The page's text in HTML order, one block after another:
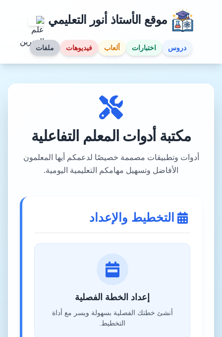
موقع الأستاذ أنور التعليمي
دروس اختبارات ألعاب فيديوهات ملفات
مكتبة أدوات المعلم التفاعلية
أدوات وتطبيقات مصممة خصيصًا لدعمكم أيها المعلمون
الأفاضل وتسهيل مهامكم التعليمية اليومية.
التخطيط والإعداد
إعداد الخطة الفصلية
أنشئ خطتك الفصلية بسهولة ويسر مع أداة
التخطيط.